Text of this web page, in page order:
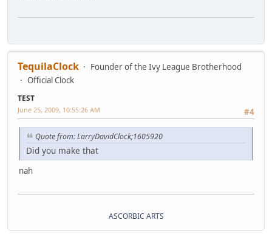
TequilaClock
Founder of the Ivy League Brotherhood
Official Clock
TEST
#4
June 25, 2009, 10:55:26 AM
Quote from: LarryDavidClock;1605920
Did you make that
nah
ASCORBIC ARTS